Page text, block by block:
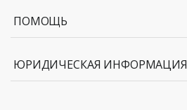
ПОМОЩЬ
ЮРИДИЧЕСКАЯ ИНФОРМАЦИЯ